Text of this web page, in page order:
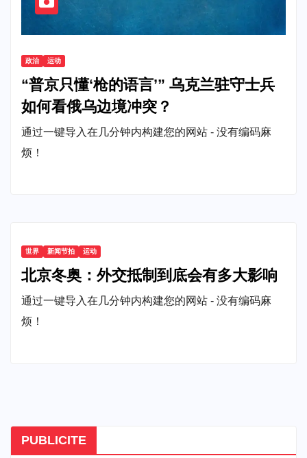
政治 运动
“普京只懂‘枪的语言’” 乌克兰驻守士兵
如何看俄乌边境冲突？
通过一键导入在几分钟内构建您的网站 - 没有编码麻
烦！
世界 新闻节拍 运动
北京冬奥：外交抵制到底会有多大影响
通过一键导入在几分钟内构建您的网站 - 没有编码麻
烦！
PUBLICITE